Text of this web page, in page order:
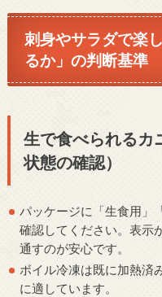
刺身やサラダで楽
るか」の判断基準
生で食べられるカ
状態の確認）
パッケージに「生食用」
確認してください。表示
通すのが安心です。
ボイル冷凍は既に加熱済
に適しています。